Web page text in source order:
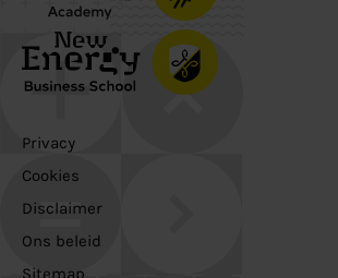
Privacy
Cookies
Disclaimer
Ons beleid
Sitemap